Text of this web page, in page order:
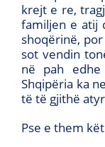
krejt e re,
familjen e atij
shoqërinë,
sot vendin
në pah
Shqipëria ka
të të gjithë
Pse e them